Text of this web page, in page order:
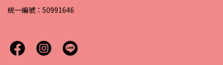
統一編號：50991646